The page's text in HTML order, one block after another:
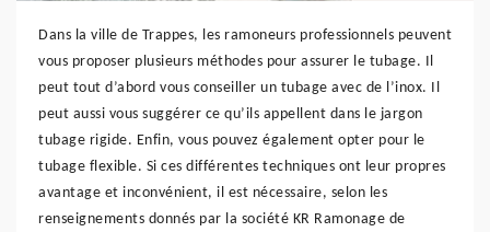
Dans la ville de Trappes, les ramoneurs professionnels peuvent
vous proposer plusieurs méthodes pour assurer le tubage. Il
peut tout d’abord vous conseiller un tubage avec de l’inox. Il
peut aussi vous suggérer ce qu’ils appellent dans le jargon
tubage rigide. Enfin, vous pouvez également opter pour le
tubage flexible. Si ces différentes techniques ont leur propres
avantage et inconvénient, il est nécessaire, selon les
renseignements donnés par la société KR Ramonage de